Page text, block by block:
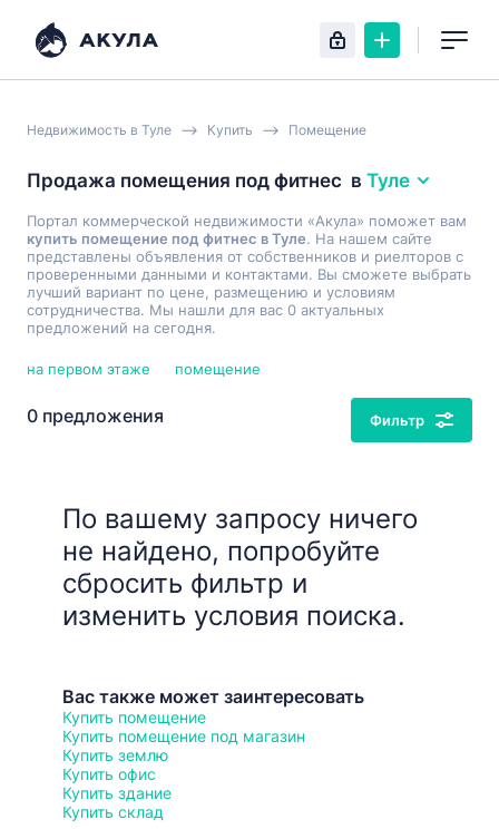
Недвижимость в Туле Купить Помещение
Продажа помещения под фитнес в Туле
Портал коммерческой недвижимости «Акула» поможет вам
купить помещение под фитнес в Туле. На нашем сайте
представлены объявления от собственников и риелторов с
проверенными данными и контактами. Вы сможете выбрать
лучший вариант по цене, размещению и условиям
сотрудничества. Мы нашли для вас 0 актуальных
предложений на сегодня.
на первом этаже помещение
0 предложения Фильтр
По вашему запросу ничего
не найдено, попробуйте
сбросить фильтр и
изменить условия поиска.
Вас также может заинтересовать
Купить помещение
Купить помещение под магазин
Купить землю
Купить офис
Купить здание
Купить склад